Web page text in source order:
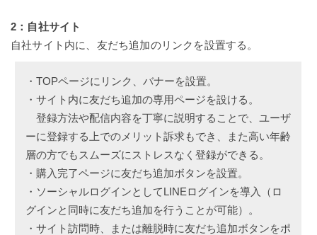
2：自社サイト
自社サイト 内に、友だち追加のリンクを設置する。
・TOPページにリンク、バナーを設置。
・サイト内に友だち追加の専用ページを設ける。
登録方法や配信内容を丁寧に説明することで、ユーザ
ーに登録する上でのメリット訴求もでき、また高い年齢
層の方でもスムーズにストレスなく登録ができる。
・購入完了ページに友だち追加ボタンを設置。
・ソーシャルログインとしてLINEログインを導入（ロ
グインと同時に友だち追加を行うことが可能）。
・サイト訪問時、または離脱時に友だち追加ボタンをポ